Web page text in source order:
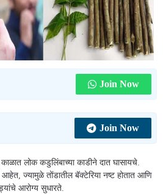
Join Now
Join Now
काळात लोक कडुलिंबाच्या काडीने दात घासायचे.
ज्यामुळे तोंडातील बॅक्टेरिया नष्ट होतात आणि
आरोग्य सुधारते.